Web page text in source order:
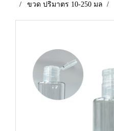
ขวด ปริมาตร 10-250 มล